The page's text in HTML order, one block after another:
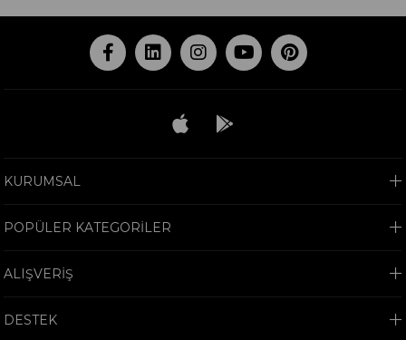
KURUMSAL
POPÜLER KATEGORİLER
ALIŞVERİŞ
DESTEK